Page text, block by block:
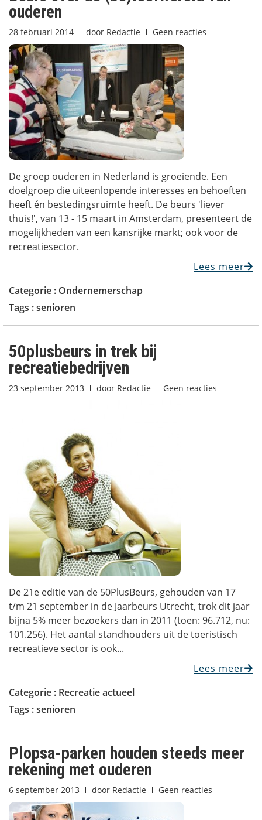
ouderen
28 februari 2014 door Redactie Geen reacties
De groep ouderen in Nederland is groeiende. Een
doelgroep die uiteenlopende interesses en behoeften
heeft én bestedingsruimte heeft. De beurs 'liever
thuis!', van 13 - 15 maart in Amsterdam, presenteert de
mogelijkheden van een kansrijke markt; ook voor de
recreatiesector.
Lees meer
Categorie : Ondernemerschap
Tags :senioren
50plusbeurs in trek bij
recreatiebedrijven
23 september 2013 door Redactie Geen reacties
De 21e editie van de 50PlusBeurs, gehouden van 17
t/m 21 september in de Jaarbeurs Utrecht, trok dit jaar
bijna 5% meer bezoekers dan in 2011 (toen: 96.712, nu:
101.256). Het aantal standhouders uit de toeristisch
recreatieve sector is ook...
Lees meer
Categorie : Recreatie actueel
Tags :senioren
Plopsa-parken houden steeds meer
rekening met ouderen
6 september 2013 door Redactie Geen reacties